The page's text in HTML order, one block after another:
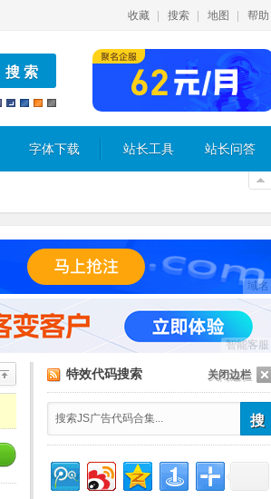
收藏 搜索 地图 帮助
字体下载 站长工具 站长问答
域名
智能客服
关闭边栏
特效代码搜索